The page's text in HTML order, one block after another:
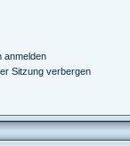
anmelden
Sitzung verbergen